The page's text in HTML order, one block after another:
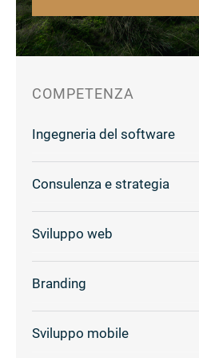
COMPETENZA
Ingegneria del software
Consulenza e strategia
Sviluppo web
Branding
Sviluppo mobile